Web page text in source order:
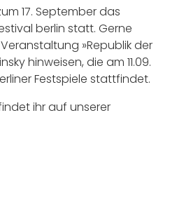
17. September das
berlin statt. Gerne
»Republik der
hinweisen, die am 11.09.
Festspiele stattfindet.
ihr auf unserer